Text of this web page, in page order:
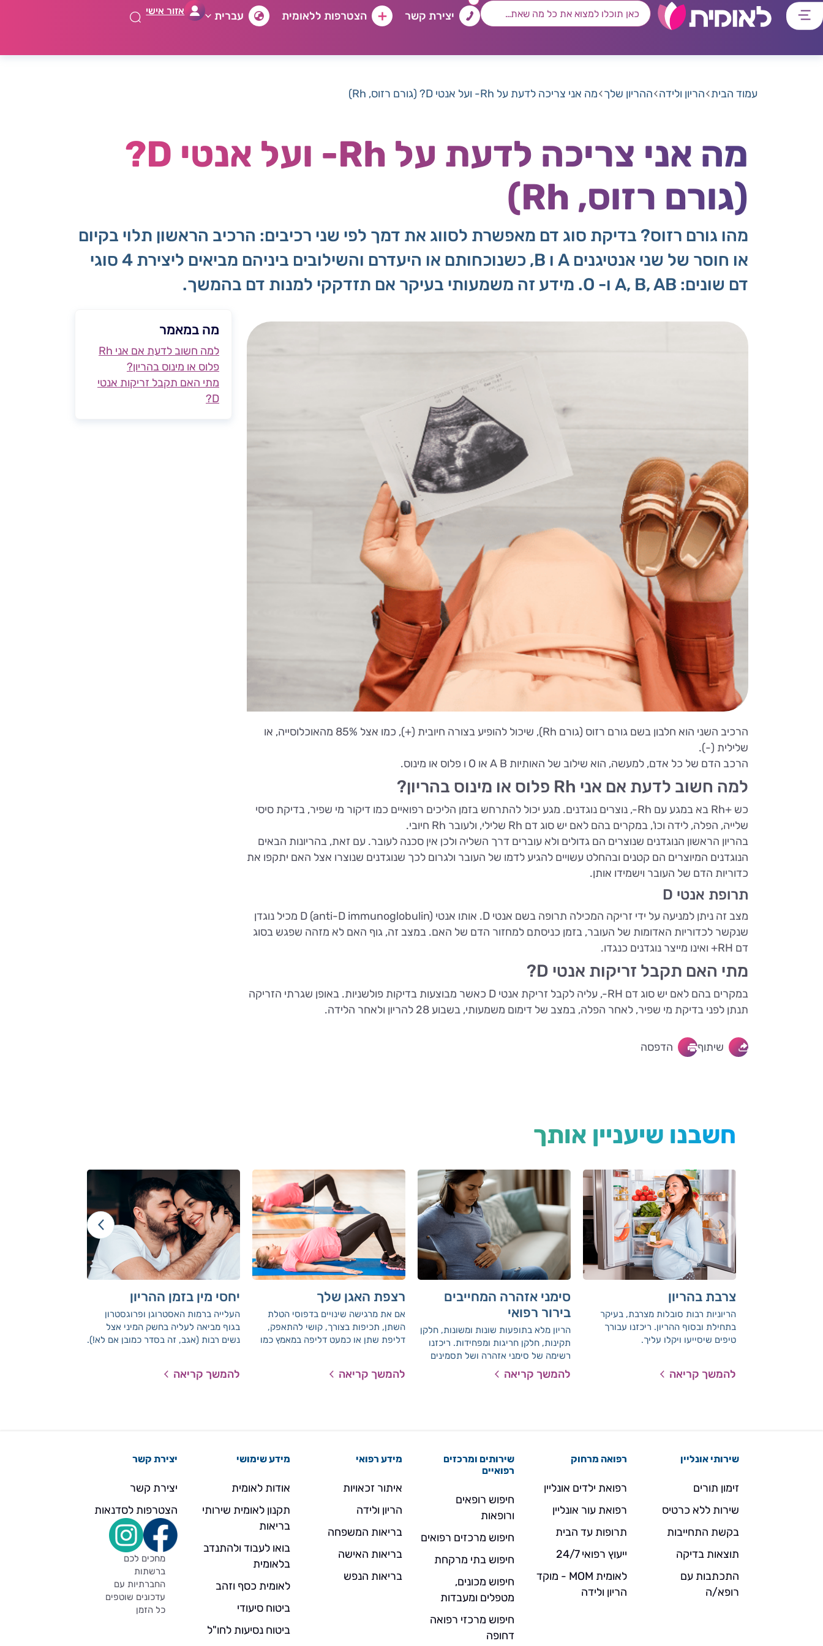
דלג
דלג
דלג
דלג
יצירת קשר הצטרפות ללאומית עברית אזור אישי
עמוד הבית הריון ולידה ההריון שלך מה אני צריכה לדעת על Rh- ועל אנטי D? (גורם רזוס, Rh)
מה אני צריכה לדעת על Rh- ועל אנטי D?
(גורם רזוס, Rh)
מהו גורם רזוס? בדיקת סוג דם מאפשרת לסווג את דמך לפי שני רכיבים: הרכיב הראשון תלוי בקיום
או חוסר של שני אנטיגנים A ו B, כשנוכחותם או היעדרם והשילובים ביניהם מביאים ליצירת 4 סוגי
דם שונים: A, B, AB ו- O. מידע זה משמעותי בעיקר אם תזדקקי למנות דם בהמשך.
הרכיב השני הוא חלבון בשם גורם רזוס (גורם Rh), שיכול להופיע בצורה חיובית (+), כמו אצל 85% מהאוכלוסייה, או
שלילית (-).
הרכב הדם של כל אדם, למעשה, הוא שילוב של האותיות A B או O ו פלוס או מינוס.
למה חשוב לדעת אם אני Rh פלוס או מינוס בהריון?
כש +Rh בא במגע עם Rh-, נוצרים נוגדנים. מגע יכול להתרחש בזמן הליכים רפואיים כמו דיקור מי שפיר, בדיקת סיסי
שלייה, הפלה, לידה וכו', במקרים בהם לאם יש סוג דם Rh שלילי, ולעובר Rh חיובי.
בהריון הראשון הנוגדנים שנוצרים הם גדולים ולא עוברים דרך השליה ולכן אין סכנה לעובר. עם זאת, בהריונות הבאים
הנוגדנים המיוצרים הם קטנים ובהחלט עשויים להגיע לדמו של העובר ולגרום לכך שנוגדנים שנוצרו אצל האם יתקפו את
כדוריות הדם של העובר וישמידו אותן.
תרופת אנטי D
מצב זה ניתן למניעה על ידי זריקה המכילה תרופה בשם אנטי D. אותו אנטי D (anti-D immunoglobulin) מכיל נוגדן
שנקשר לכדוריות האדומות של העובר, בזמן כניסתם למחזור הדם של האם. במצב זה, גוף האם לא מזהה שפגש בסוג
דם RH+ ואינו מייצר נוגדנים כנגדו.
מתי האם תקבל זריקות אנטי D?
במקרים בהם לאם יש סוג דם RH-, עליה לקבל זריקת אנטי D כאשר מבוצעות בדיקות פולשניות. באופן שגרתי הזריקה
תנתן לפני בדיקת מי שפיר, לאחר הפלה, במצב של דימום משמעותי, בשבוע 28 להריון ולאחר הלידה.
שיתוף הדפסה
מה במאמר
למה חשוב לדעת אם אני Rh
פלוס או מינוס בהריון?
מתי האם תקבל זריקות אנטי
D?
חשבנו שיעניין אותך
צרבת בהריון
הריוניות רבות סובלות מצרבת, בעיקר
בתחילת ובסוף ההריון. ריכזנו עבורך
טיפים שיסייעו ויקלו עליך.
להמשך קריאה
סימני אזהרה המחייבים
בירור רפואי
הריון מלא בתופעות שונות ומשונות, חלקן
תקינות, חלקן חריגות ומפחידות. ריכזנו
רשימה של סימני אזהרה ושל תסמינים
בהריון המחייבים בירור וייעוץ רפואי מיידי.
להמשך קריאה
רצפת האגן שלך
אם את מרגישה שינויים בדפוסי הטלת
השתן, תכיפות בצורך, קושי להתאפק,
דליפת שתן או כמעט דליפה במאמץ כמו
תופעות מוכרות בהריון ועוד יותר לאחר
להמשך קריאה
יחסי מין בזמן ההריון
העלייה ברמות האסטרוגן ופרוגסטרון
בגוף מביאה לעליה בחשק המיני אצל
נשים רבות (אגב, זה בסדר כמובן אם לא!).
אנחנו כאן להסביר, לסדר ולעודד.
להמשך קריאה
שירותי אונליין
זימון תורים
שירות ללא כרטיס
בקשת התחייבות
תוצאות בדיקה
התכתבות עם
רופא/ה
רפואה מרחוק
רפואת ילדים אונליין
רפואת עור אונליין
תרופות עד הבית
ייעוץ רפואי 24/7
לאומית MOM - מוקד
הריון ולידה
שירותים ומרכזים
רפואיים
חיפוש רופאים
ורופאות
חיפוש מרכזים רפואים
חיפוש בתי מרקחת
חיפוש מכונים,
מטפלים ומעבדות
חיפוש מרכזי רפואה
דחופה
מידע רפואי
איתור זכאויות
הריון ולידה
בריאות המשפחה
בריאות האישה
בריאות הנפש
מידע שימושי
אודות לאומית
תקנון לאומית שירותי
בריאות
בואו לעבוד ולהתנדב
בלאומית
לאומית כסף וזהב
ביטוח סיעודי
ביטוח נסיעות לחו"ל
יצירת קשר
יצירת קשר
הצטרפות לסדנאות
מחכים לכם
ברשתות
החברתיות עם
עדכונים שוטפים
כל הזמן